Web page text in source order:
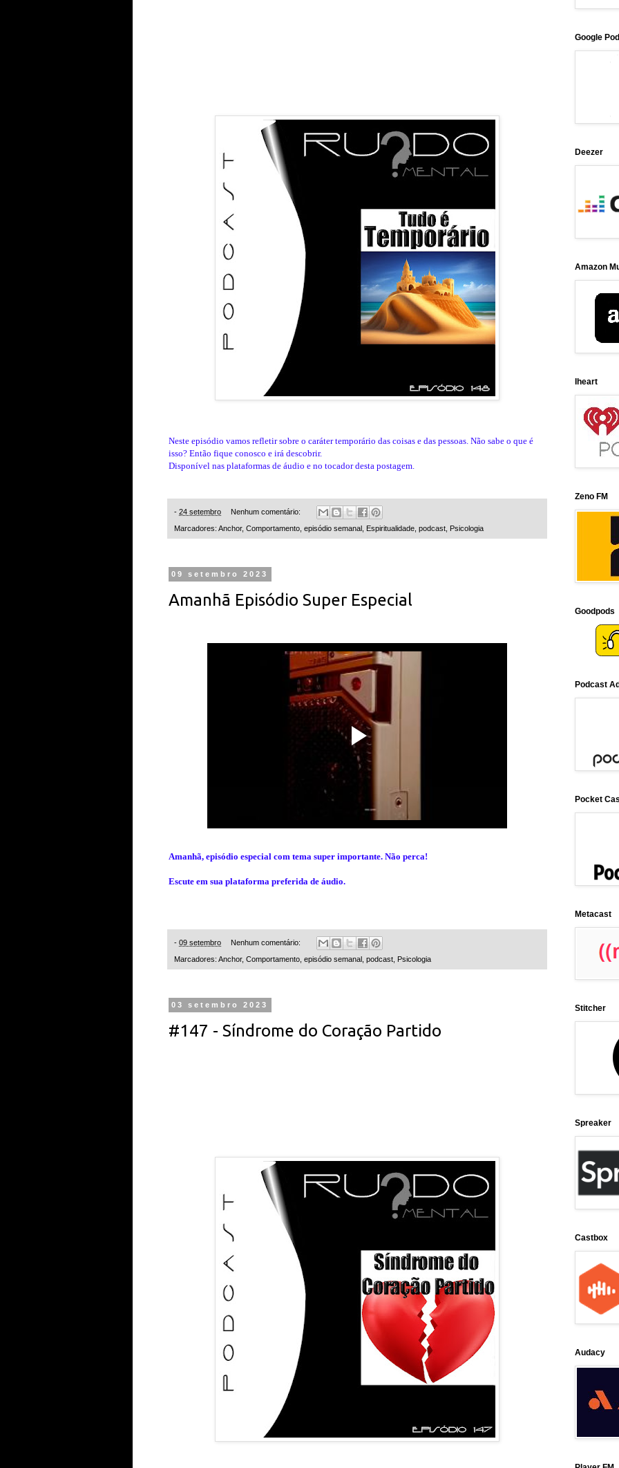
Neste episódio vamos refletir sobre o caráter temporário das coisas e das pessoas. Não sabe o que é
isso? Então fique conosco e irá descobrir.
Disponível nas plataformas de áudio e no tocador desta postagem.
- 24 setembro Nenhum comentário:
Marcadores: Anchor, Comportamento episódio semanal Espiritualidade podcast Psicologia
09 setembro 2023
Amanhã Episódio Super Especial
Amanhã, episódio especial com tema super importante. Não perca!
Escute em sua plataforma preferida de áudio.
- 09 setembro Nenhum comentário:
Marcadores: Anchor, Comportamento episódio semanal podcast Psicologia
03 setembro 2023
#147 - Síndrome do Coração Partido
Google
Deezer
Amazon
Iheart
Zeno FM
Goodpods
Podcast
Pocket
Metacast
Stitcher
Spreaker
Castbox
Audacy